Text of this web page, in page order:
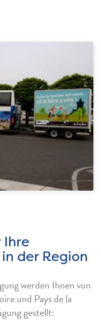
Ihre
der Region
werden Ihnen von
und Pays de la
gestellt: